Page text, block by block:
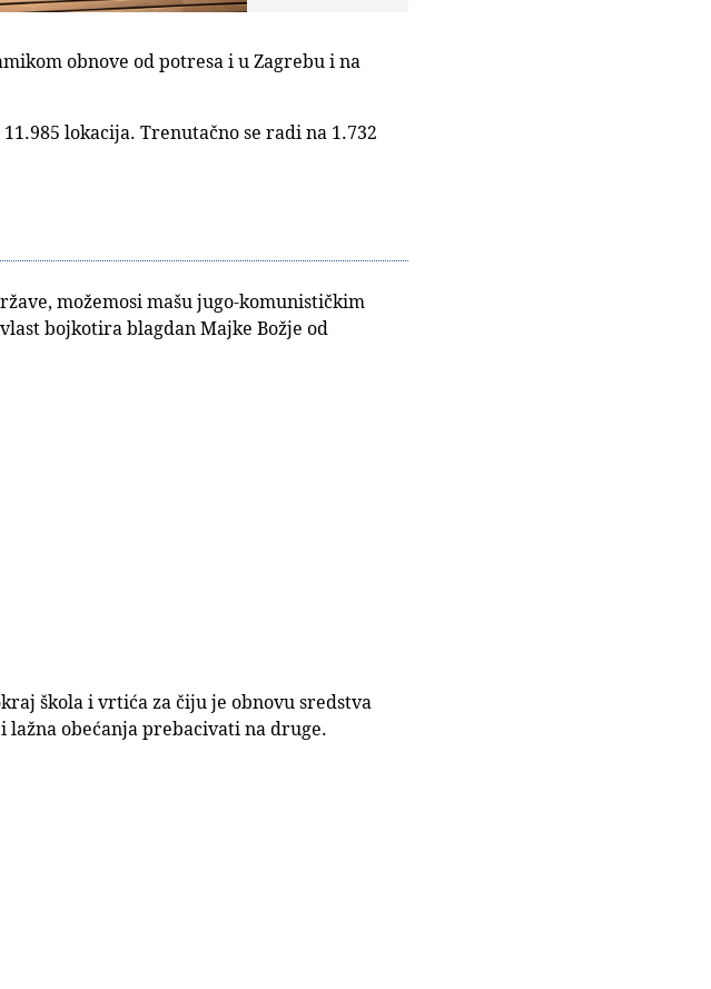
obnove od potresa i u Zagrebu i na
lokacija. Trenutačno se radi na 1.732
možemosi mašu jugo-komunističkim
bojkotira blagdan Majke Božje od
škola i vrtića za čiju je obnovu sredstva
lažna obećanja prebacivati na druge.